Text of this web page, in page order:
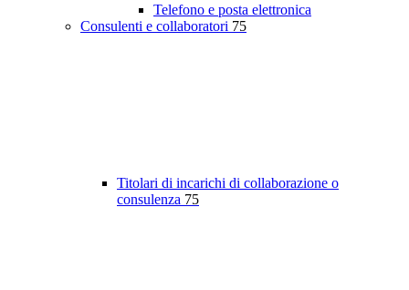
Telefono e posta elettronica
Consulenti e collaboratori 75
Titolari di incarichi di collaborazione o
consulenza 75